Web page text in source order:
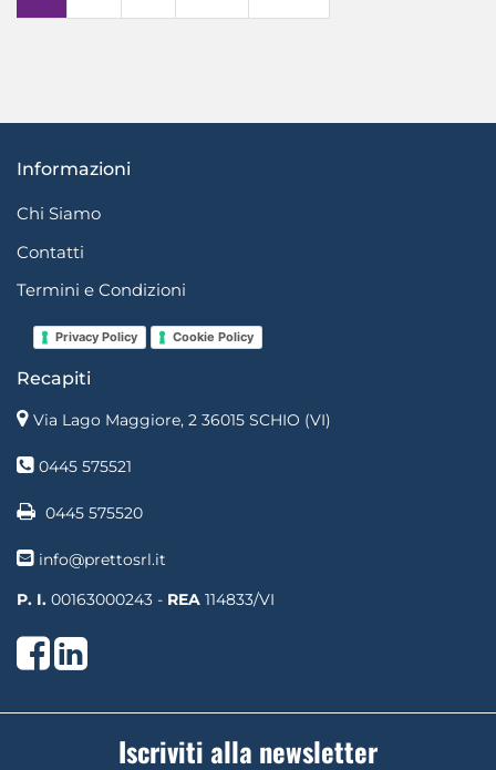
Informazioni
Chi Siamo
Contatti
Termini e Condizioni
Privacy Policy Cookie Policy
Recapiti
Via Lago Maggiore, 2 36015 SCHIO (VI)
0445 575521
0445 575520
info@prettosrl.it
P. I. 00163000243 - REA 114833/VI
Facebook
LinkedIn
Iscriviti alla newsletter